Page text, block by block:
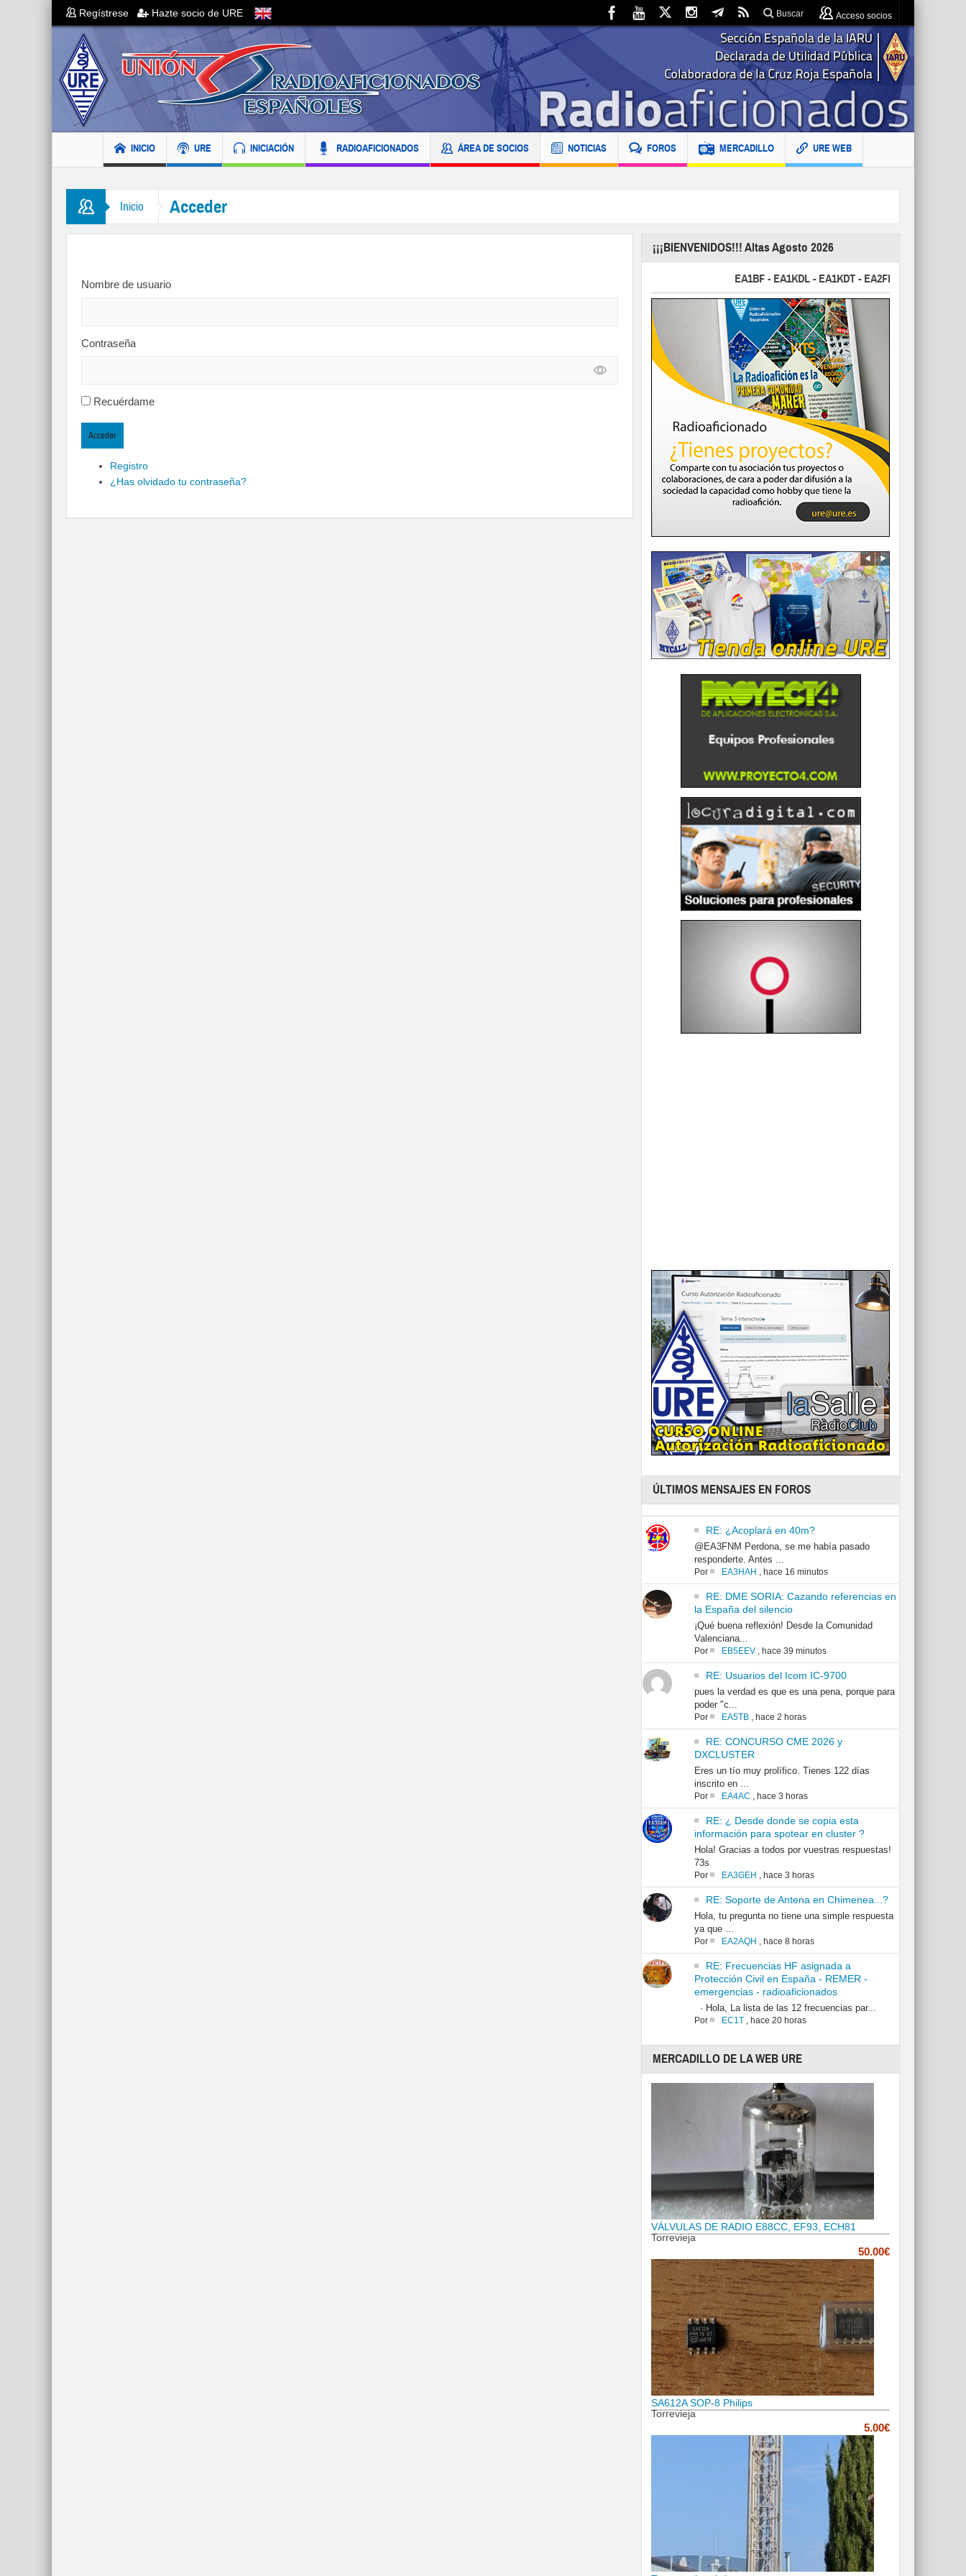
Regístrese Hazte socio de URE Buscar Acceso socios
INICIO URE INICIACIÓN RADIOAFICIONADOS ÁREA DE SOCIOS NOTICIAS FOROS MERCADILLO URE WEB
Inicio Acceder
Nombre de usuario
Contraseña
Recuérdame
Acceder
Registro
¿Has olvidado tu contraseña?
¡¡¡BIENVENIDOS!!! Altas Agosto 2026
EA1BF - EA1KDL - EA1KDT - EA2FBJ - EA2FJU -
ÚLTIMOS MENSAJES EN FOROS
RE: ¿Acoplará en 40m?
@EA3FNM Perdona, se me había pasado
responderte. Antes ...
Por EA3HAH , hace 16 minutos
RE: DME SORIA: Cazando referencias en
la España del silencio
¡Qué buena reflexión! Desde la Comunidad
Valenciana...
Por EB5EEV, hace 39 minutos
RE: Usuarios del Icom IC-9700
pues la verdad es que es una pena, porque para
poder "c...
Por EA5TB, hace 2 horas
RE: CONCURSO CME 2026 y
DXCLUSTER
Eres un tío muy prolífico. Tienes 122 días
inscrito en ...
Por EA4AC , hace 3 horas
RE: ¿ Desde donde se copia esta
información para spotear en cluster ?
Hola! Gracias a todos por vuestras respuestas!
73s
Por EA3GEH , hace 3 horas
RE: Soporte de Antena en Chimenea...?
Hola, tu pregunta no tiene una simple respuesta
ya que ...
Por EA2AQH , hace 8 horas
RE: Frecuencias HF asignada a
Protección Civil en España - REMER -
emergencias - radioaficionados
· Hola, La lista de las 12 frecuencias par...
Por EC1T, hace 20 horas
MERCADILLO DE LA WEB URE
VÁLVULAS DE RADIO E88CC, EF93, ECH81
Torrevieja
50.00€
SA612A SOP-8 Philips
Torrevieja
5.00€